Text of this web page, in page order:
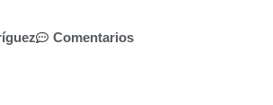
Comentarios